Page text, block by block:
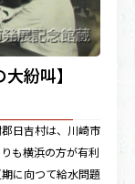
紛叫】
日吉村は、川崎市
も横浜の方が有利
に向つて給水問題